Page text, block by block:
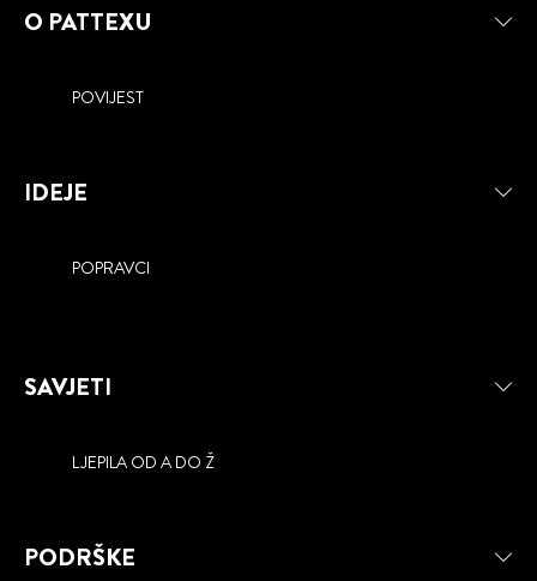
O PATTEXU
POVIJEST
IDEJE
POPRAVCI
SAVJETI
LJEPILA OD A DO Ž
PODRŠKE